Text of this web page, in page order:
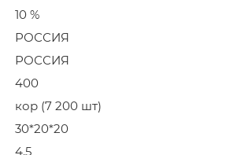
10 %
РОССИЯ
РОССИЯ
400
кор (7 200 шт)
30*20*20
4.5